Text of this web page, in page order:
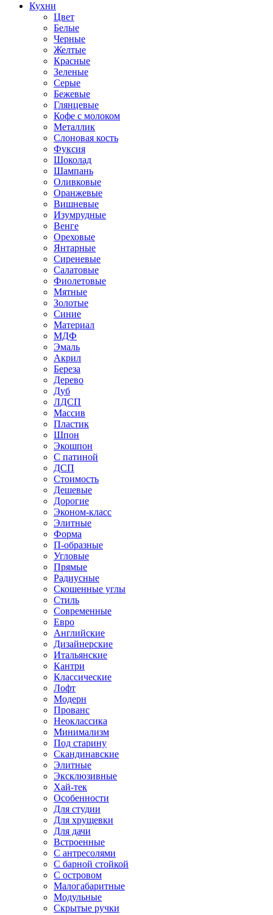
Кухни
Цвет
Белые
Черные
Желтые
Красные
Зеленые
Серые
Бежевые
Глянцевые
Кофе с молоком
Металлик
Слоновая кость
Фуксия
Шоколад
Шампань
Оливковые
Оранжевые
Вишневые
Изумрудные
Венге
Ореховые
Янтарные
Сиреневые
Салатовые
Фиолетовые
Мятные
Золотые
Синие
Материал
МДФ
Эмаль
Акрил
Береза
Дерево
Дуб
ЛДСП
Массив
Пластик
Шпон
Экошпон
С патиной
ДСП
Стоимость
Дешевые
Дорогие
Эконом-класс
Элитные
Форма
П-образные
Угловые
Прямые
Радиусные
Скошенные углы
Стиль
Современные
Евро
Английские
Дизайнерские
Итальянские
Кантри
Классические
Лофт
Модерн
Прованс
Неоклассика
Минимализм
Под старину
Скандинавские
Элитные
Эксклюзивные
Хай-тек
Особенности
Для студии
Для хрущевки
Для дачи
Встроенные
С антресолями
С барной стойкой
С островом
Малогабаритные
Модульные
Скрытые ручки